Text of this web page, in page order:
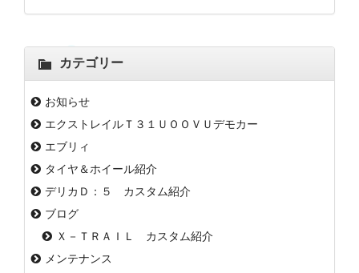
カテゴリー
お知らせ
エクストレイルＴ３１ＵＯＯＶＵデモカー
エブリィ
タイヤ＆ホイール紹介
デリカＤ：５ カスタム紹介
ブログ
Ｘ－ＴＲＡＩＬ カスタム紹介
メンテナンス